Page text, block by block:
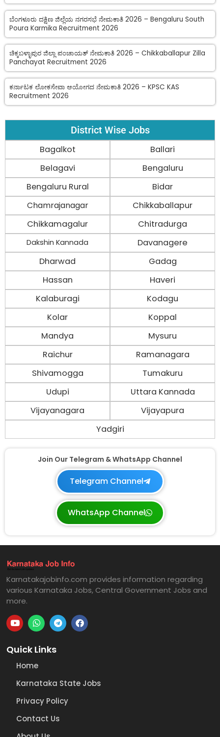
ಬೆಂಗಳೂರು ದಕ್ಷಿಣ ಜಿಲ್ಲೆಯ ನಗರಸಭೆ ನೇಮಕಾತಿ 2026 – Bengaluru South
Poura Karmika Recruitment 2026
ಚಿಕ್ಕಬಳ್ಳಾಪುರ ಜಿಲ್ಲಾ ಪಂಚಾಯತ್ ನೇಮಕಾತಿ 2026 – Chikkaballapur Zilla
Panchayat Recruitment 2026
ಕರ್ನಾಟಕ ಲೋಕಸೇವಾ ಆಯೋಗದ ನೇಮಕಾತಿ 2026 – KPSC KAS
Recruitment 2026
District Wise Jobs
Bagalkot
Ballari
Belagavi
Bengaluru
Bengaluru Rural
Bidar
Chamrajanagar
Chikkaballapur
Chikkamagalur
Chitradurga
Dakshin Kannada
Davanagere
Dharwad
Gadag
Hassan
Haveri
Kalaburagi
Kodagu
Kolar
Koppal
Mandya
Mysuru
Raichur
Ramanagara
Shivamogga
Tumakuru
Udupi
Uttara Kannada
Vijayanagara
Vijayapura
Yadgiri
Join Our Telegram & WhatsApp Channel
Telegram Channel
WhatsApp Channel
Karnatakajobinfo.com provides information regarding
various Karnataka Jobs, Central Government Jobs and
more.
Quick Links
Home
Karnataka State Jobs
Privacy Policy
Contact Us